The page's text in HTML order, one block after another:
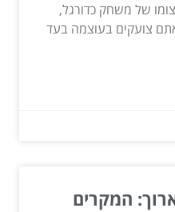
של משחק כדורגל,
צועקים בעוצמה בעד
המקרים